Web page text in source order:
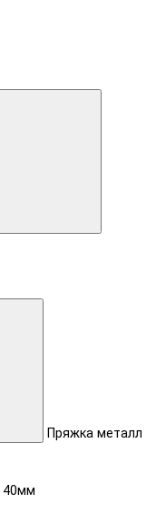
Пряжка металл
40мм